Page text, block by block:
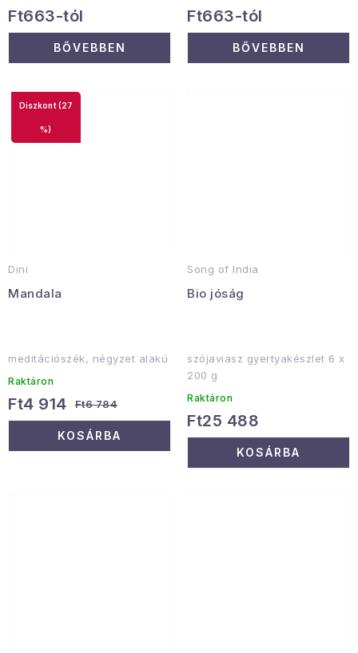
Ft663-tól
BŐVEBBEN
Ft663-tól
BŐVEBBEN
Dini
Mandala
(27
%)
meditációszék, négyzet alakú
Raktáron
Ft4 914 Ft6 784
KOSÁRBA
Song of India
Bio jóság
szójaviasz gyertyakészlet 6 x
200 g
Raktáron
Ft25 488
KOSÁRBA